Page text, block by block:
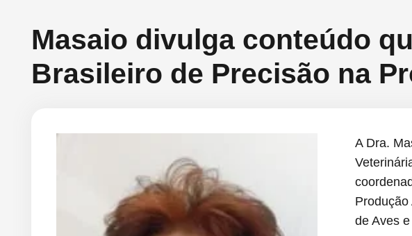
Masaio divulga conteúdo
Brasileiro de Precisão na
A Dra.
de Aves